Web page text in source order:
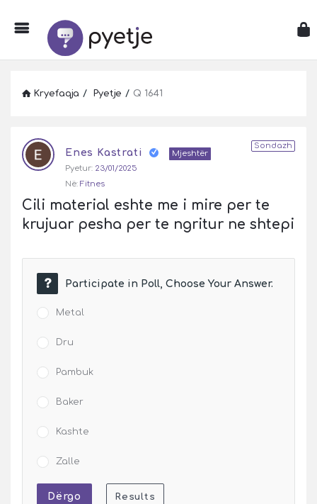
Kryefaqja / Pyetje / Q 1641
Pyetje
Latest
Sondazh
Enes Kastrati
Mjeshtër
Pyetur: 23/01/2025
Në: Fitnes
Cili material eshte me i mire per te
krujuar pesha per te ngritur ne shtepi
Participate in Poll, Choose Your Answer.
Metal
Dru
Pambuk
Baker
Kashte
Zalle